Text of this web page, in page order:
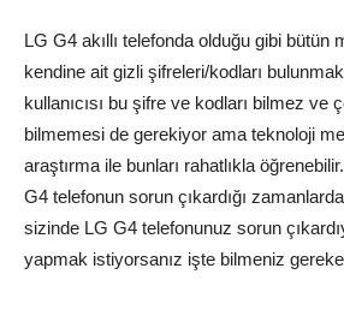
LG G4 akıllı telefonda olduğu gibi bütün
kendine ait gizli şifreleri/kodları
kullanıcısı bu şifre ve kodları bilmez ve
bilmemesi de gerekiyor ama teknoloji
araştırma ile bunları rahatlıkla
G4 telefonun sorun çıkardığı
sizinde LG G4 telefonunuz sorun
yapmak istiyorsanız işte bilmeniz